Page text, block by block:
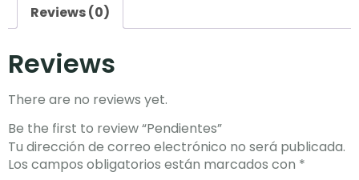
Reviews (0)
Reviews
There are no reviews yet.
Be the first to review “Pendientes”
Tu dirección de correo electrónico no será publicada.
Los campos obligatorios están marcados con *